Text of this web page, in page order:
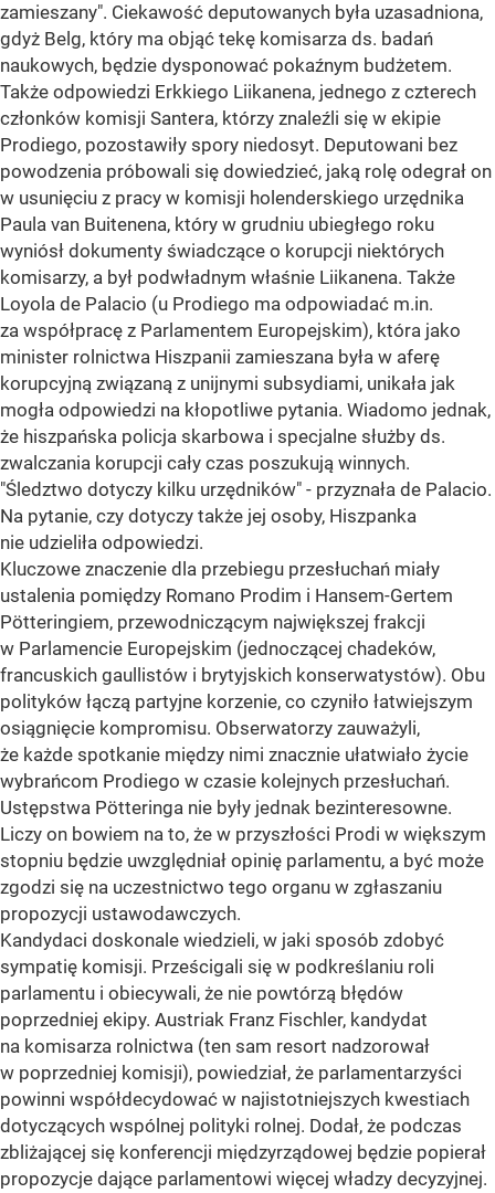
zamieszany". Ciekawość deputowanych była uzasadniona,
gdyż Belg, który ma objąć tekę komisarza ds. badań
naukowych, będzie dysponować pokaźnym budżetem.
Także odpowiedzi Erkkiego Liikanena, jednego z czterech
członków komisji Santera, którzy znaleźli się w ekipie
Prodiego, pozostawiły spory niedosyt. Deputowani bez
powodzenia próbowali się dowiedzieć, jaką rolę odegrał on
w usunięciu z pracy w komisji holenderskiego urzędnika
Paula van Buitenena, który w grudniu ubiegłego roku
wyniósł dokumenty świadczące o korupcji niektórych
komisarzy, a był podwładnym właśnie Liikanena. Także
Loyola de Palacio (u Prodiego ma odpowiadać m.in.
za współpracę z Parlamentem Europejskim), która jako
minister rolnictwa Hiszpanii zamieszana była w aferę
korupcyjną związaną z unijnymi subsydiami, unikała jak
mogła odpowiedzi na kłopotliwe pytania. Wiadomo jednak,
że hiszpańska policja skarbowa i specjalne służby ds.
zwalczania korupcji cały czas poszukują winnych.
"Śledztwo dotyczy kilku urzędników" - przyznała de Palacio.
Na pytanie, czy dotyczy także jej osoby, Hiszpanka
nie udzieliła odpowiedzi.
Kluczowe znaczenie dla przebiegu przesłuchań miały
ustalenia pomiędzy Romano Prodim i Hansem-Gertem
Pötteringiem, przewodniczącym największej frakcji
w Parlamencie Europejskim (jednoczącej chadeków,
francuskich gaullistów i brytyjskich konserwatystów). Obu
polityków łączą partyjne korzenie, co czyniło łatwiejszym
osiągnięcie kompromisu. Obserwatorzy zauważyli,
że każde spotkanie między nimi znacznie ułatwiało życie
wybrańcom Prodiego w czasie kolejnych przesłuchań.
Ustępstwa Pötteringa nie były jednak bezinteresowne.
Liczy on bowiem na to, że w przyszłości Prodi w większym
stopniu będzie uwzględniał opinię parlamentu, a być może
zgodzi się na uczestnictwo tego organu w zgłaszaniu
propozycji ustawodawczych.
Kandydaci doskonale wiedzieli, w jaki sposób zdobyć
sympatię komisji. Prześcigali się w podkreślaniu roli
parlamentu i obiecywali, że nie powtórzą błędów
poprzedniej ekipy. Austriak Franz Fischler, kandydat
na komisarza rolnictwa (ten sam resort nadzorował
w poprzedniej komisji), powiedział, że parlamentarzyści
powinni współdecydować w najistotniejszych kwestiach
dotyczących wspólnej polityki rolnej. Dodał, że podczas
zbliżającej się konferencji międzyrządowej będzie popierał
propozycje dające parlamentowi więcej władzy decyzyjnej.